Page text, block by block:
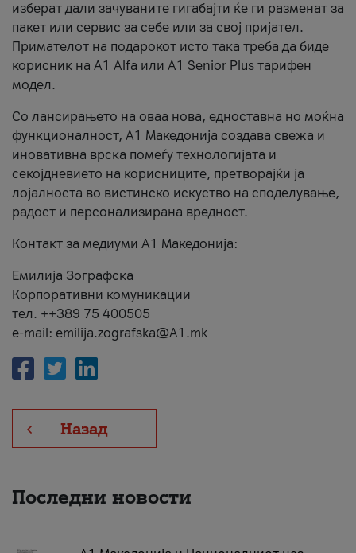
изберат дали зачуваните гигабајти ќе ги разменат за
пакет или сервис за себе или за свој пријател.
Примателот на подарокот исто така треба да биде
корисник на А1 Alfa или A1 Senior Plus тарифен
модел.
Со лансирањето на оваа нова, едноставна но моќна
функционалност, А1 Македонија создава свежа и
иновативна врска помеѓу технологијата и
секојдневието на корисниците, претворајќи ја
лојалноста во вистинско искуство на споделување,
радост и персонализирана вредност.
Контакт за медиуми А1 Македонија:
Емилија Зографска
Корпоративни комуникации
тел. ++389 75 400505
e-mail: emilija.zografska@A1.mk
Назад
Последни новости